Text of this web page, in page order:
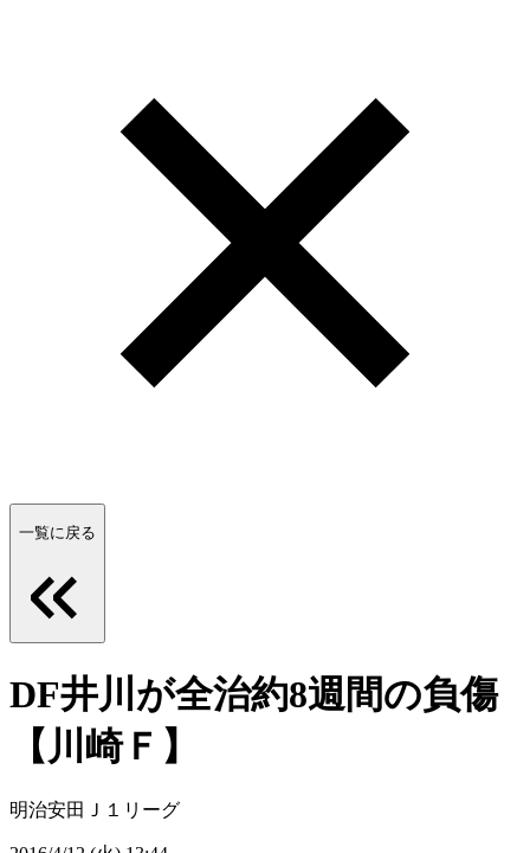
一覧に戻る
DF井川が全治約8週間の負傷
【川崎Ｆ】
明治安田Ｊ１リーグ